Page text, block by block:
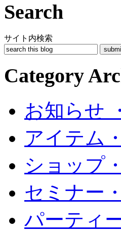
Search
サイト内検索
Category
お知らせ
アイテム
ショップ
セミナー
パーティ